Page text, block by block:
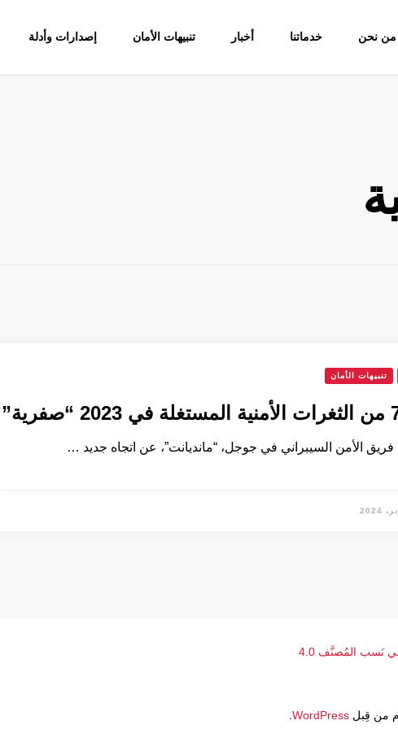
من نحن خدماتنا أخبار تنبيهات الأمان إصدارات وأدلة
تنبيهات الأمان
الأمن السيبراني في جوجل، “مانديانت”، عن اتجاه جديد …
نَسب المُصنَّف 4.0
من قِبل WordPress